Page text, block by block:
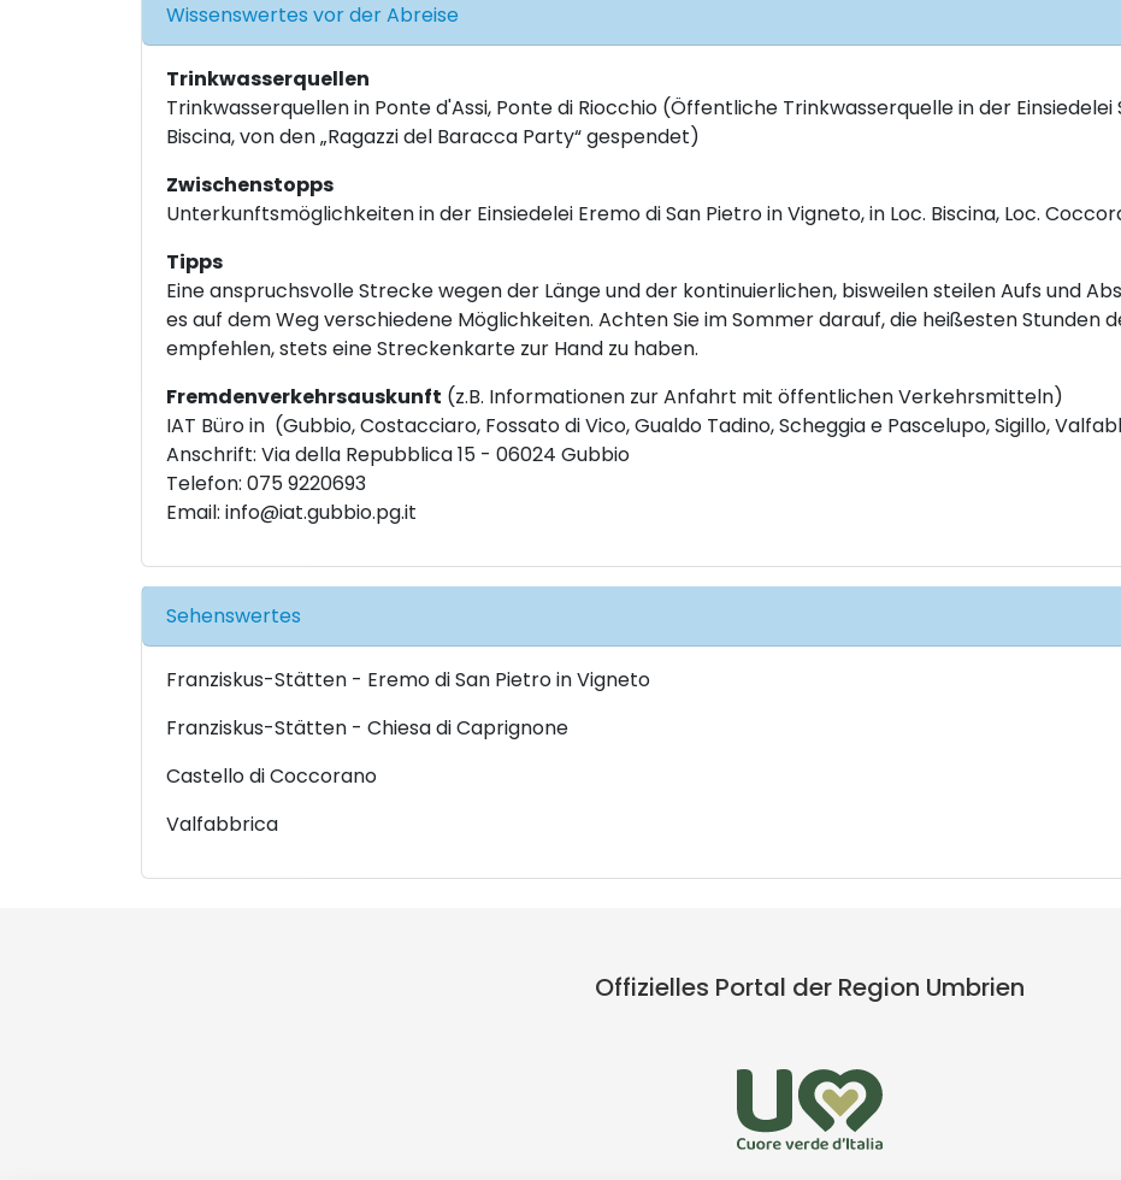
Wissenswertes vor der Abreise
Trinkwasserquellen
Trinkwasserquellen in Ponte d'Assi, Ponte di Riocchio (Öffentliche Trinkwasserquelle in der
Biscina, von den „Ragazzi del Baracca Party“ gespendet)
Zwischenstopps
Unterkunftsmöglichkeiten in der Einsiedelei Eremo di San Pietro in Vigneto, in Loc. Biscina, Loc.
Tipps
Eine anspruchsvolle Strecke wegen der Länge und der kontinuierlichen, bisweilen steilen Aufs und
es auf dem Weg verschiedene Möglichkeiten. Achten Sie im Sommer darauf, die heißesten Stunden
empfehlen, stets eine Streckenkarte zur Hand zu haben.
Fremdenverkehrsauskunft (z.B. Informationen zur Anfahrt mit öffentlichen Verkehrsmitteln)
IAT Büro in (Gubbio, Costacciaro, Fossato di Vico, Gualdo Tadino, Scheggia e Pascelupo, Sigillo,
Anschrift: Via della Repubblica 15 - 06024 Gubbio
Telefon: 075 9220693
Email: info@iat.gubbio.pg.it
Sehenswertes
Franziskus-Stätten - Eremo di San Pietro in Vigneto
Franziskus-Stätten - Chiesa di Caprignone
Castello di Coccorano
Valfabbrica
Offizielles Portal der Region Umbrien